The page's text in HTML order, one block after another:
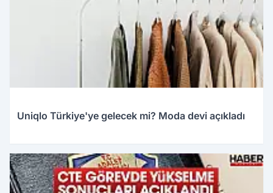
Uniqlo Türkiye'ye gelecek mi? Moda devi açıkladı
12.05.2026 01:04